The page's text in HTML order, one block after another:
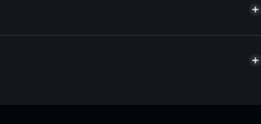
Aggregatore di